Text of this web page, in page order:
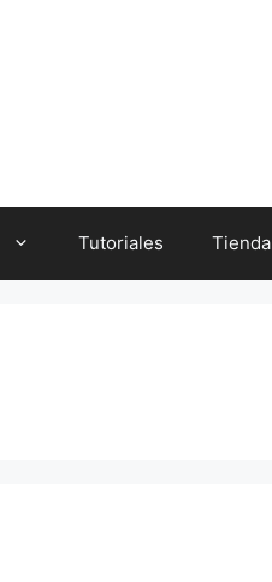
Tutoriales Tienda